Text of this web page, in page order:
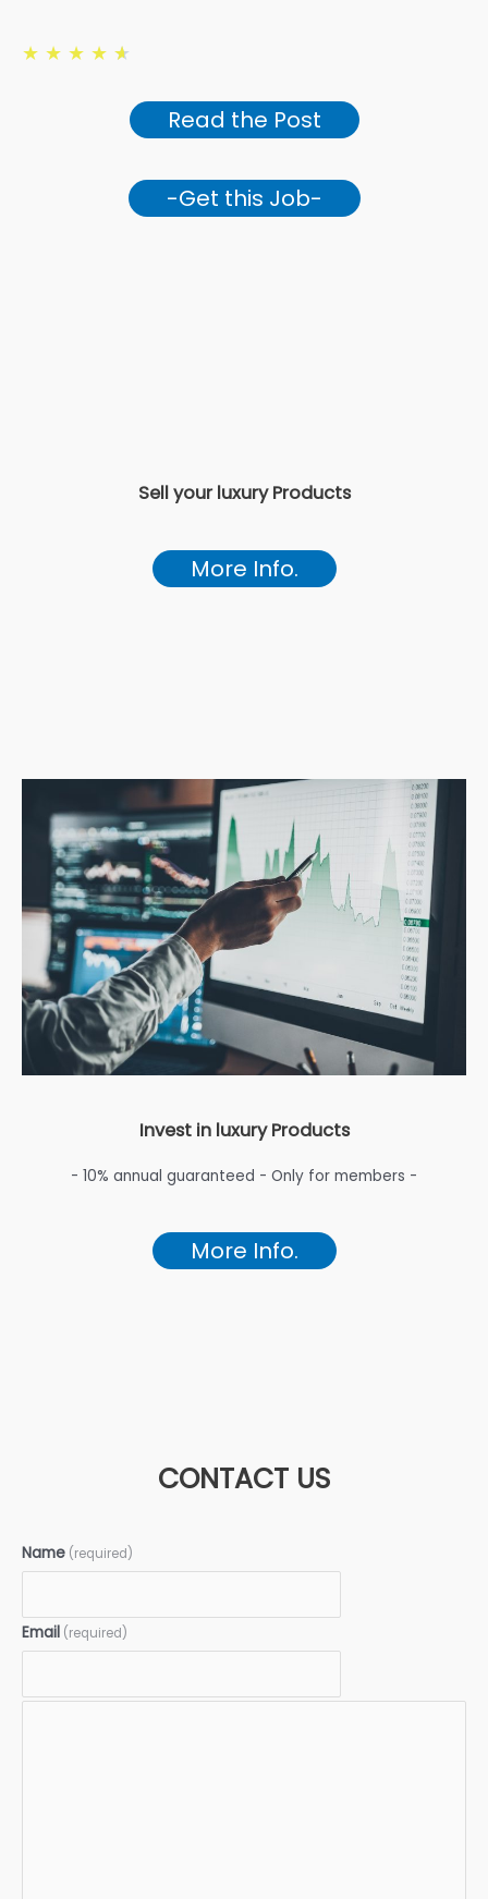
★ ★ ★ ★ ★
Read the Post
-Get this Job-
Sell your luxury Products
More Info.
Invest in luxury Products
- 10% annual guaranteed - Only for members -
More Info.
CONTACT US
Name (required)
Email (required)